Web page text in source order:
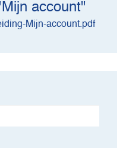
account"
Mijn-account.pdf